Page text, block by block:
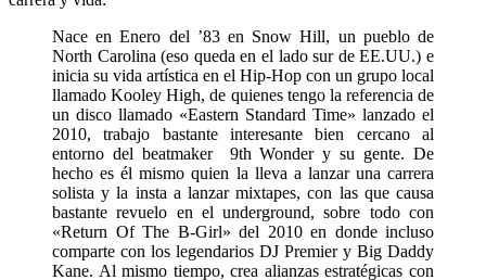
Nace en Enero del ’83 en Snow Hill, un pueblo de
North Carolina (eso queda en el lado sur de EE.UU.) e
inicia su vida artística en el Hip-Hop con un grupo local
llamado Kooley High, de quienes tengo la referencia de
un disco llamado «Eastern Standard Time» lanzado el
2010, trabajo bastante interesante bien cercano al
entorno del beatmaker 9th Wonder y su gente. De
hecho es él mismo quien la lleva a lanzar una carrera
solista y la insta a lanzar mixtapes, con las que causa
bastante revuelo en el underground, sobre todo con
«Return Of The B-Girl» del 2010 en donde incluso
comparte con los legendarios DJ Premier y Big Daddy
Kane. Al mismo tiempo, crea alianzas estratégicas con